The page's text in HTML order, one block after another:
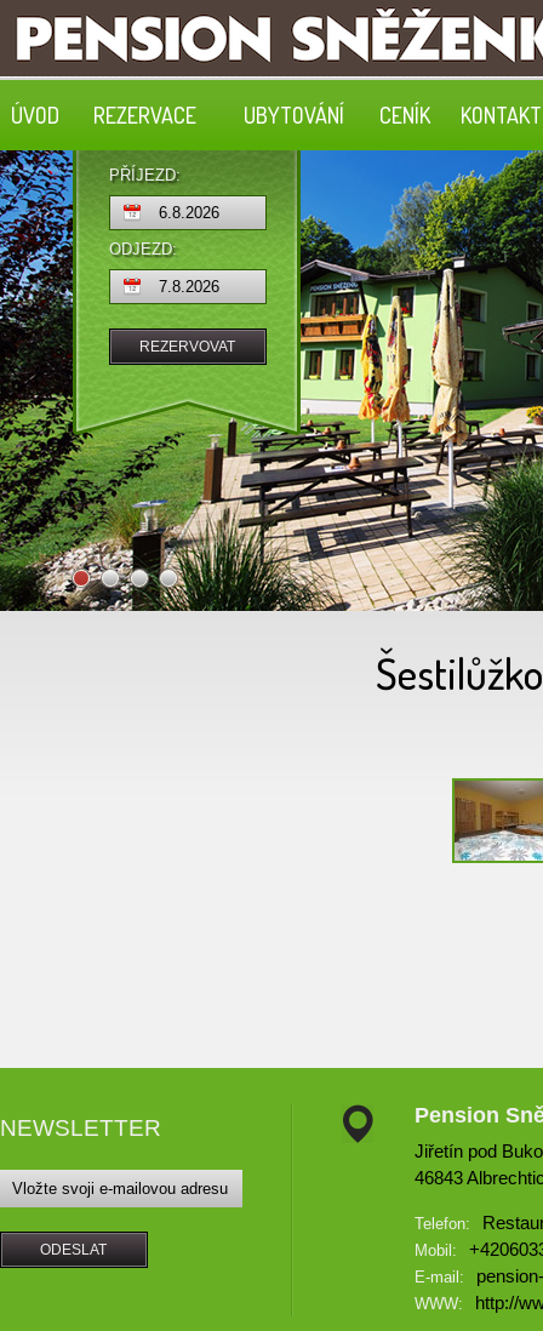
ÚVOD REZERVACE UBYTOVÁNÍ CENÍK KONTAKT
• • • •
PŘÍJEZD:
ODJEZD:
NEWSLETTER Pension
Jiřetín pod
46843
Telefon:
Mobil:
E-mail:
WWW: http://